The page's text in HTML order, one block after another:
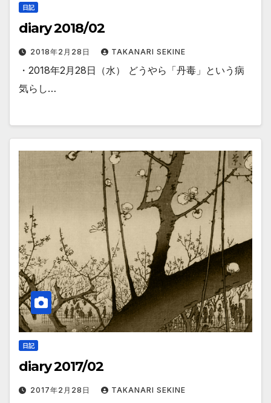
日記
diary 2018/02
2018年2月28日 TAKANARI SEKINE
・2018年2月28日（水） どうやら「丹毒」という病
気らし…
日記
diary 2017/02
2017年2月28日 TAKANARI SEKINE